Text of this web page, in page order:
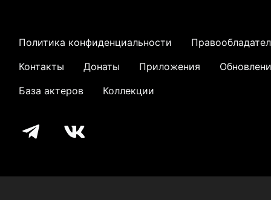
Политика конфиденциальности
Контакты
Донаты Приложения
База актеров
Коллекции